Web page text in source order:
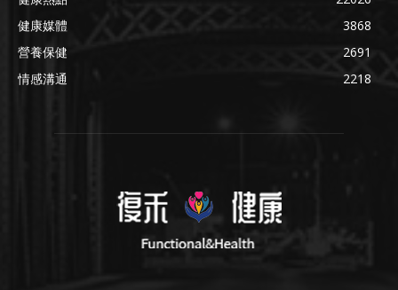
健康媒體
3868
營養保健
2691
情感溝通
2218